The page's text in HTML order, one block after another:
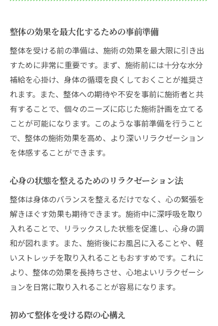
整体の効果を最大化するための事前準備
整体を受ける前の準備は、施術の効果を最大限に引き出
すために非常に重要です。まず、施術前には十分な水分
補給を心掛け、身体の循環を良くしておくことが推奨さ
れます。また、整体への期待や不安を事前に施術者と共
有することで、個々のニーズに応じた施術計画を立てる
ことが可能になります。このような事前準備を行うこと
で、整体の施術効果を高め、より深いリラクゼーション
を体感することができます。
心身の状態を整えるためのリラクゼーション法
整体は身体のバランスを整えるだけでなく、心の緊張を
解きほぐす効果も期待できます。施術中に深呼吸を取り
入れることで、リラックスした状態を促進し、心身の調
和が図れます。また、施術後にお風呂に入ることや、軽
いストレッチを取り入れることもおすすめです。これに
より、整体の効果を長持ちさせ、心地よいリラクゼーシ
ョンを日常に取り入れることが容易になります。
初めて整体を受ける際の心構え